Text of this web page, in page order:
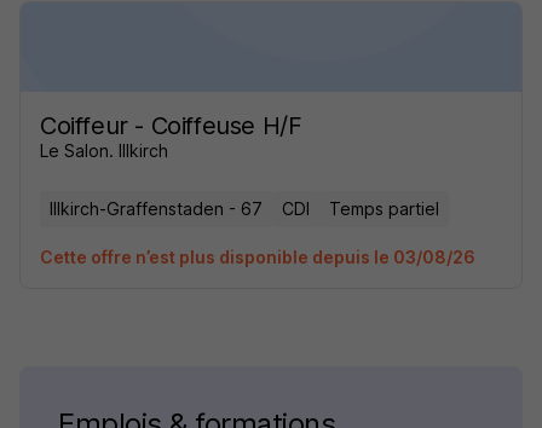
Coiffeur - Coiffeuse H/F
Le Salon. Illkirch
Illkirch-Graffenstaden - 67 CDI Temps partiel
Cette offre n’est plus disponible depuis le 03/08/26